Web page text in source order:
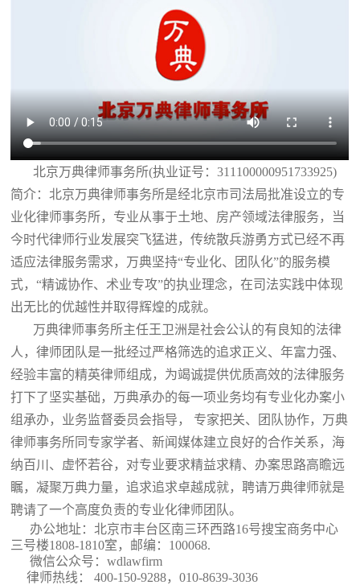
北京万典律师事务所(执业证号：311100000951733925)
简介：北京万典律师事务所是经北京市司法局批准设立的专
业化律师事务所，专业从事于土地、房产领域法律服务，当
今时代律师行业发展突飞猛进，传统散兵游勇方式已经不再
适应法律服务需求，万典坚持“专业化、团队化”的服务模
式，“精诚协作、术业专攻”的执业理念，在司法实践中体现
出无比的优越性并取得辉煌的成就。
万典律师事务所主任王卫洲是社会公认的有良知的法律
人，律师团队是一批经过严格筛选的追求正义、年富力强、
经验丰富的精英律师组成，为竭诚提供优质高效的法律服务
打下了坚实基础，万典承办的每一项业务均有专业化办案小
组承办，业务监督委员会指导， 专家把关、团队协作，万典
律师事务所同专家学者、新闻媒体建立良好的合作关系，海
纳百川、虚怀若谷，对专业要求精益求精、办案思路高瞻远
瞩，凝聚万典力量，追求追求卓越成就，聘请万典律师就是
聘请了一个高度负责的专业化律师团队。
办公地址：北京市丰台区南三环西路16号搜宝商务中心
三号楼1808-1810室 ，邮编：100068.
微信公众号：wdlawfirm
律师热线： 400-150-9288，010-8639-3036